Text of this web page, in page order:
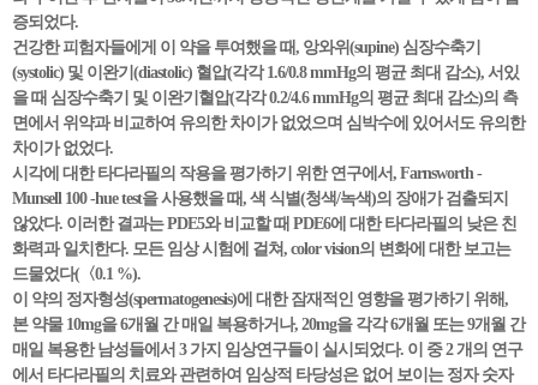
증되었다.
건강한 피험자들에게 이 약을 투여했을 때, 앙와위(supine) 심장수축기
(systolic) 및 이완기(diastolic) 혈압(각각 1.6/0.8 mmHg의 평균 최대 감소), 서있
을 때 심장수축기 및 이완기혈압(각각 0.2/4.6 mmHg의 평균 최대 감소)의 측
면에서 위약과 비교하여 유의한 차이가 없었으며 심박수에 있어서도 유의한
차이가 없었다.
시각에 대한 타다라필의 작용을 평가하기 위한 연구에서, Farnsworth -
Munsell 100 -hue test을 사용했을 때, 색 식별(청색/녹색)의 장애가 검출되지
않았다. 이러한 결과는 PDE5와 비교할 때 PDE6에 대한 타다라필의 낮은 친
화력과 일치한다. 모든 임상 시험에 걸쳐, color vision의 변화에 대한 보고는
드물었다(〈0.1 %).
이 약의 정자형성(spermatogenesis)에 대한 잠재적인 영향을 평가하기 위해,
본 약물 10mg을 6개월 간 매일 복용하거나, 20mg을 각각 6개월 또는 9개월 간
매일 복용한 남성들에서 3 가지 임상연구들이 실시되었다. 이 중 2 개의 연구
에서 타다라필의 치료와 관련하여 임상적 타당성은 없어 보이는 정자 숫자